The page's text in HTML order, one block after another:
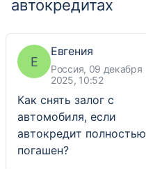
автокредитах
Е
Евгения
Россия, 09 декабря
2025, 10:52
Как снять залог с
автомобиля, если
автокредит полностью
погашен?